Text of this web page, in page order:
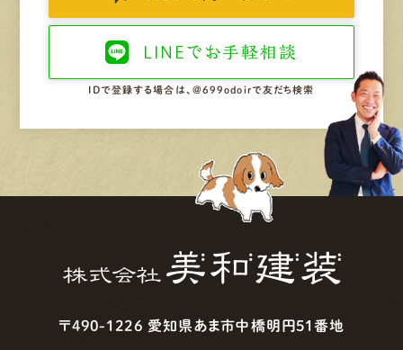
LINEで お手軽相談
IDで登録する場合は、@699odoirで友だち検索
〒490-1226 愛知県あま市中橋明円51番地